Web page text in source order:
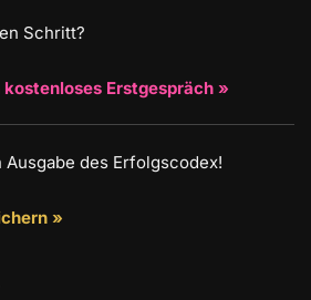
Schritt?
Erstgespräch »
Ausgabe des Erfolgscodex!
»